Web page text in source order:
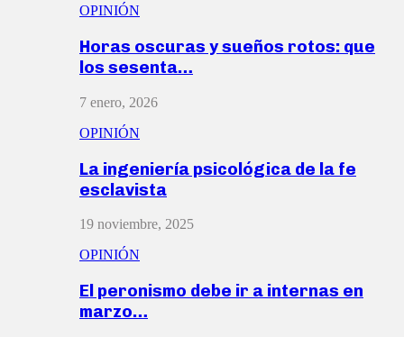
OPINIÓN
Horas oscuras y sueños rotos: que
los sesenta…
7 enero, 2026
OPINIÓN
La ingeniería psicológica de la fe
esclavista
19 noviembre, 2025
OPINIÓN
El peronismo debe ir a internas en
marzo…